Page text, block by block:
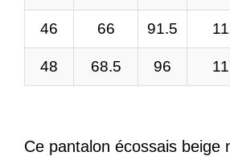
46 66 91.5
48 68.5 96
Ce pantalon écossais beige